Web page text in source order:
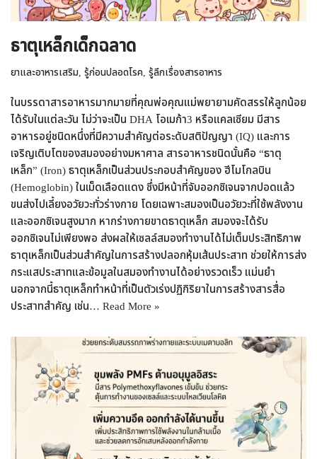
ธาตุเหล็กเด็กฉลาด
ยาและอาหารเสริม, รู้ก่อนปลอดโรค, รู้ลึกเรื่องสารอาหาร
ในบรรดาสารอาหารมากมายที่คุณพ่อคุณแม่พยายามคัดสรรให้ลูกน้อย
ได้รับในแต่ละวัน ไม่ว่าจะเป็น DHA โอเมก้า3 หรือแคลเซียม มีสาร
อาหารอยู่ชนิดหนึ่งที่มีความสำคัญต่อระดับสติปัญญา (IQ) และการ
เจริญเติบโตของสมองอย่างมหาศาล สารอาหารชนิดนั้นคือ “ธาตุ
เหล็ก” (Iron) ธาตุเหล็กเป็นส่วนประกอบสำคัญของ ฮีโมโกลบิน
(Hemoglobin) ในเม็ดเลือดแดง ซึ่งมีหน้าที่จับออกซิเจนจากปอดแล้ว
ขนส่งไปเลี้ยงอวัยวะทั่วร่างกาย โดยเฉพาะสมองเป็นอวัยวะที่ใช้พลังงาน
และออกซิเจนสูงมาก หากร่างกายขาดธาตุเหล็ก สมองจะได้รับ
ออกซิเจนไม่เพียงพอ ส่งผลให้เซลล์สมองทำงานได้ไม่เต็มประสิทธิภาพ
ธาตุเหล็กเป็นส่วนสำคัญในการสร้างปลอกหุ้มเส้นประสาท ช่วยให้การส่ง
กระแสประสาทและข้อมูลในสมองทำงานได้อย่างรวดเร็ว แม่นยำ
นอกจากนี้ธาตุเหล็กทำหน้าที่เป็นตัวเร่งปฏิกิริยาในการสร้างสารสื่อ
ประสาทสำคัญ เช่น… Read More »